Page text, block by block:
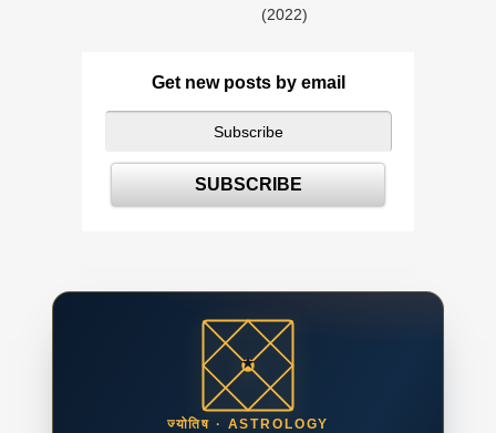
(2022)
Get new posts by email
ज्योतिष · ASTROLOGY